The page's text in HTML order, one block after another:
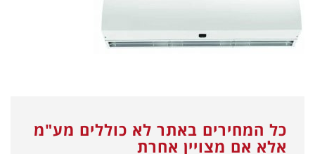
כל המחירים באתר לא כוללים מע"מ
אלא אם מצויין אחרת